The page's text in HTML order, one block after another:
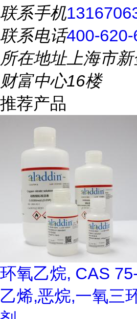
联系手机
联系电话400-
所在地址上海市
财富中心16楼
推荐产品
环氧乙烷, CAS
乙烯,恶烷,一氧三